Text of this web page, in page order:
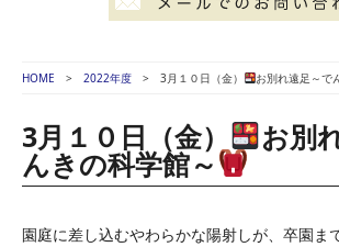
HOME 2022年度 3月１０日（金） お別れ遠足～で
3月１０日（金） お別
んきの科学館～
園庭に差し込むやわらかな陽射しが、卒園ま